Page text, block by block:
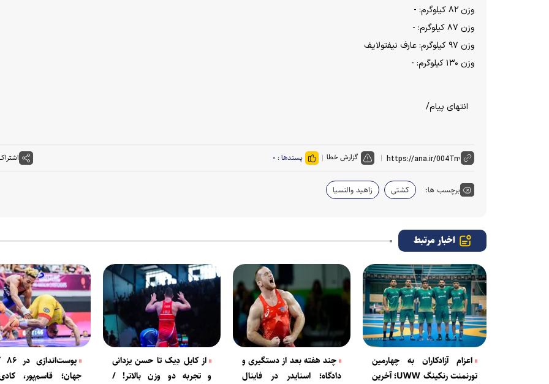
وزن ۸۲ کیلوگرم: -
وزن ۸۷ کیلوگرم: -
وزن ۹۷ کیلوگرم: عارف نیفتولایف
وزن ۱۳۰ کیلوگرم: -
انتهای پیام/
گزارش خطا پسندها : ۰
برچسب ها: کشتی زاهید والنسیا
اخبار مرتبط
اعزام آزادکاران به چهارمین
تورنمنت رنکینگ UWW؛ آخرین
چند هفته بعد از دستگیری و
دادگاه؛ اسنایدر در فاینال
از کایل دِیک تا حسن یزدانی
و تجربه دو وزن بالاتر! /
جهان؛ قاسم‌پور،